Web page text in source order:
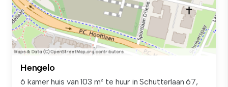
Hengelo
6 kamer huis van 103 m² te huur in Schutterlaan 67,